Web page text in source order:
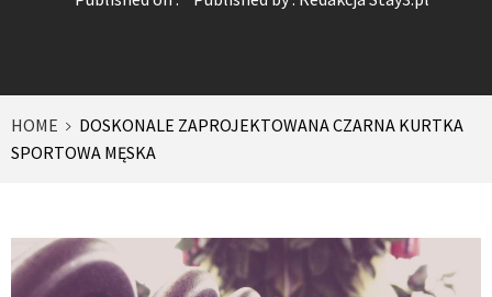
HOME
DOSKONALE ZAPROJEKTOWANA CZARNA KURTKA
SPORTOWA MĘSKA